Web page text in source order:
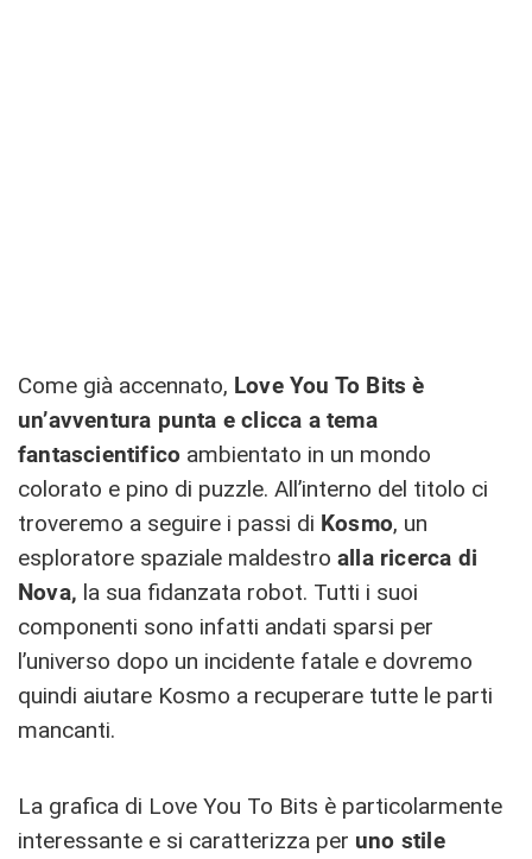
Come già accennato, Love You To Bits è
un’avventura punta e clicca a tema
fantascientifico ambientato in un mondo
colorato e pino di puzzle. All’interno del titolo ci
troveremo a seguire i passi di Kosmo, un
esploratore spaziale maldestro alla ricerca di
Nova, la sua fidanzata robot. Tutti i suoi
componenti sono infatti andati sparsi per
l’universo dopo un incidente fatale e dovremo
quindi aiutare Kosmo a recuperare tutte le parti
mancanti.
La grafica di Love You To Bits è particolarmente
interessante e si caratterizza per uno stile